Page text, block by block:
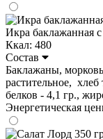
Икра баклажанная
Ккал: 480
Состав
Баклажаны,
растительное,
белков - 4,1 гр.,
Энергетическая